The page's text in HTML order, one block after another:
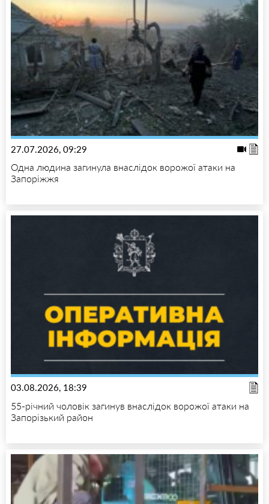
27.07.2026, 09:29
Одна людина загинула внаслідок ворожої атаки на
Запоріжжя
03.08.2026, 18:39
55-річний чоловік загинув внаслідок ворожої атаки на
Запорізький район